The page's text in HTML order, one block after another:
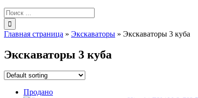
Результат
поиска:
Главная страница » Экскаваторы » Экскаваторы 3 куба
Экскаваторы 3 куба
Продано